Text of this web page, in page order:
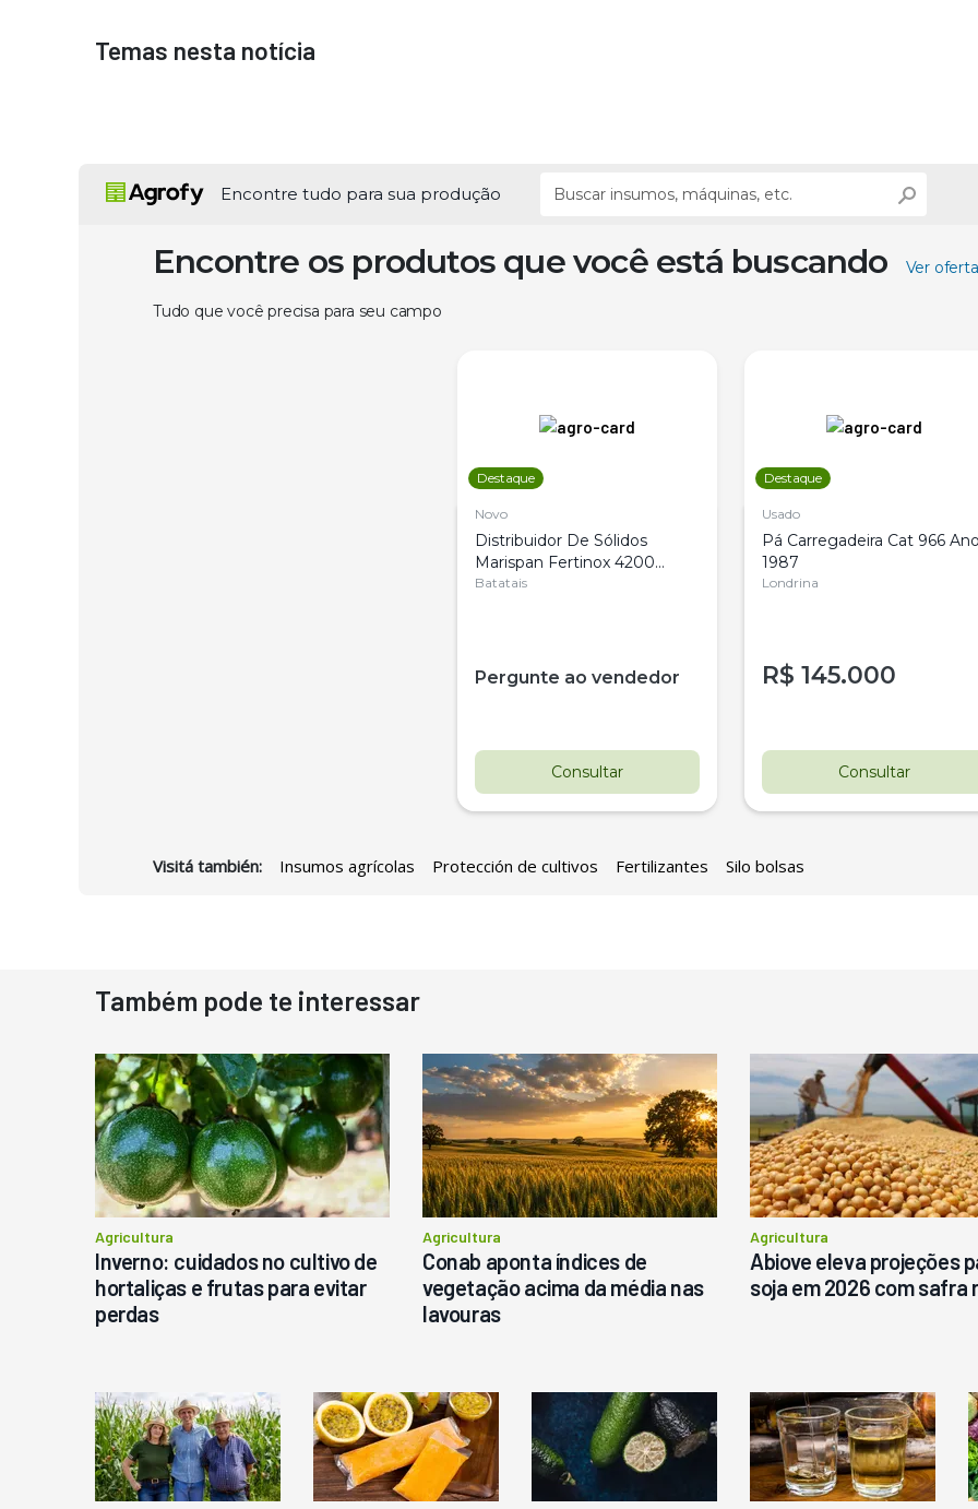
Temas nesta notícia
Encontre tudo para sua produção
Encontre os produtos que você está buscando Ver
Tudo que você precisa para seu campo
Destaque
Novo
Distribuidor De Sólidos
Marispan Fertinox 4200
Citrus
Batatais
Pergunte ao vendedor
Consultar
Destaque
Usado
Pá Carregadeira Cat 966
1987
Londrina
R$ 145.000
Consultar
Marispan Fertinox 4200
Citrus
Batatais
Pergunte ao vendedor
Consultar
1987
Londrina
R$ 145.000
Consultar
Visitá también: Insumos agrícolas Protección de cultivos Fertilizantes Silo bolsas
Também pode te interessar
Agricultura
Inverno: cuidados no cultivo de
hortaliças e frutas para evitar
perdas
Agricultura
Conab aponta índices de
vegetação acima da média nas
lavouras
Agricultura
Abiove eleva projeções
soja em 2026 com safra